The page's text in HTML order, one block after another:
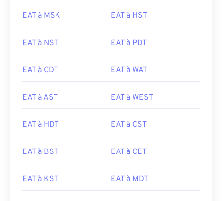
EAT à MSK EAT à HST
EAT à NST EAT à PDT
EAT à CDT EAT à WAT
EAT à AST EAT à WEST
EAT à HDT EAT à CST
EAT à BST EAT à CET
EAT à KST EAT à MDT